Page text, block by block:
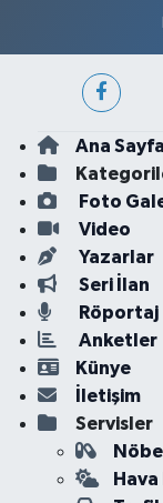
Ana Sayfa
Foto
Video
Yazarlar
Seri İlan
Röportaj
Anketler
Künye
İletişim
Servisler